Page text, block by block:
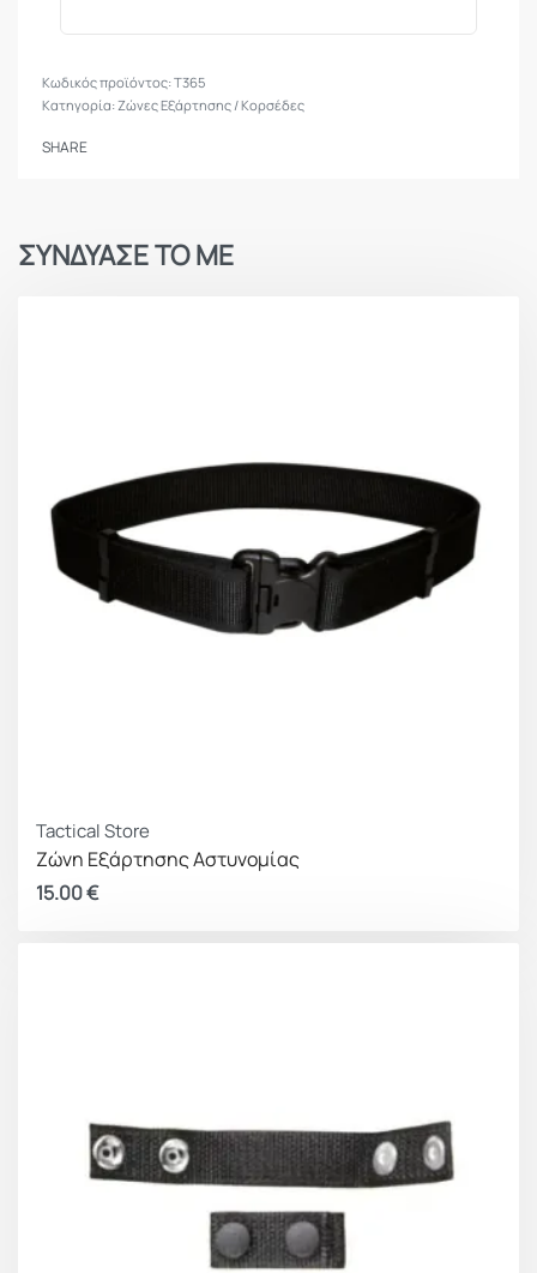
Τ365
Κατηγορία:Ζώνες Εξάρτησης / Κορσέδες
SHARE
ΣΥΝΔΥΑΣΕ ΤΟ ΜΕ
Tactical Store
Ζώνη Εξάρτησης Αστυνομίας
15.00€